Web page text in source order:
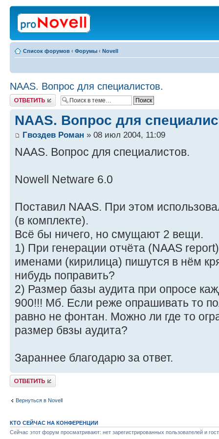
Список форумов ‹ Форумы ‹ Novell
NAAS. Вопрос для специалистов.
Ответить
NAAS. Вопрос для
Гвоздев Роман » 08 июл 2004, 11:09
NAAS. Вопрос для специалистов.
Nowell Netware 6.0
Поставил NAAS. При этом
(в комплекте).
Всё бы ничего, но смущают 2 вещи.
1) При генерации отчёта (NAAS
именами (кирилица) пишутся в нём
нибудь поправить?
2) Размер базы аудита при опросе
900!!! Мб. Если реже опрашивать то
равно не фонтан. Можно ли где то
размер бвзы аудита?
Зараннее благодарю за ответ.
Ответить
Вернуться в Novell
КТО СЕЙЧАС НА КОНФЕРЕНЦИИ
Сейчас этот форум просматривают: нет зарегистрированных пользователей и